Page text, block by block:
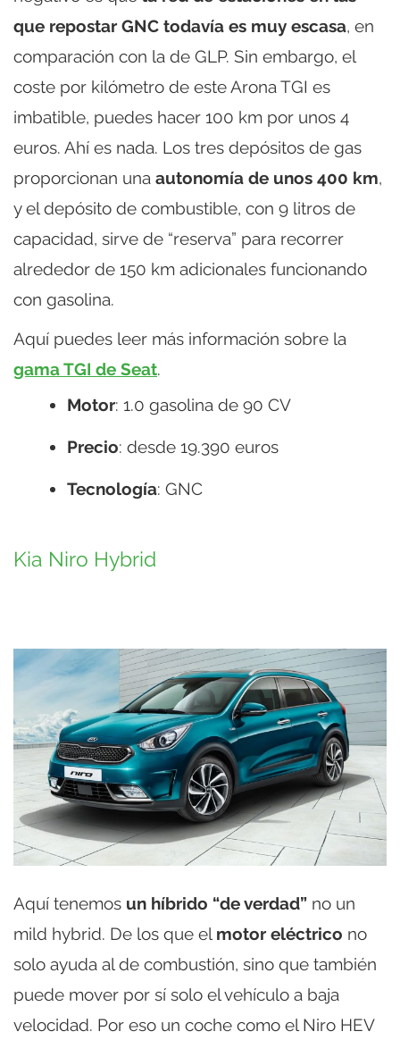
que repostar GNC todavía es muy escasa, en
comparación con la de GLP. Sin embargo, el
coste por kilómetro de este Arona TGI es
imbatible, puedes hacer 100 km por unos 4
euros. Ahí es nada. Los tres depósitos de gas
proporcionan una autonomía de unos 400 km,
y el depósito de combustible, con 9 litros de
capacidad, sirve de “reserva” para recorrer
alrededor de 150 km adicionales funcionando
con gasolina.
Aquí puedes leer más información sobre la
gama TGI de Seat.
Motor: 1.0 gasolina de 90 CV
Precio: desde 19.390 euros
Tecnología: GNC
Kia Niro Hybrid
Aquí tenemos un híbrido “de verdad” no un
mild hybrid. De los que el motor eléctrico no
solo ayuda al de combustión, sino que también
puede mover por sí solo el vehículo a baja
velocidad. Por eso un coche como el Niro HEV